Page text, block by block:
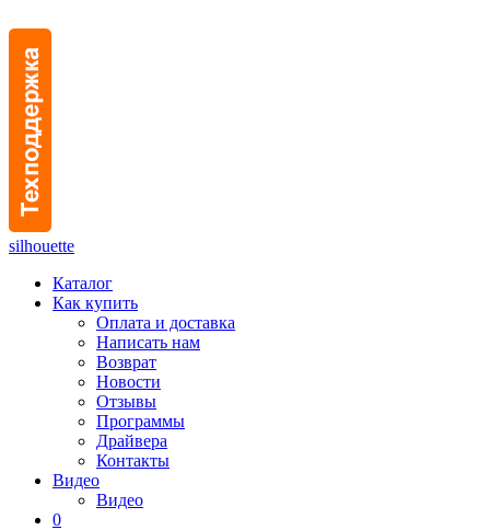
silhouette
Каталог
Как купить
Оплата и доставка
Написать нам
Возврат
Новости
Отзывы
Программы
Драйвера
Контакты
Видео
Видео
0